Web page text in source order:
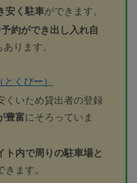
安く駐車ができます。
約ができ出し入れ自
ります。
くぴー）
くいため貸出者の登録
豊富にそろっていま
ト内で周りの駐車場と
きます。